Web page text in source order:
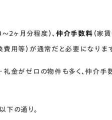
～2ヶ月分程度）、仲介手数料 （家
費用等）が通常だと必要になります
礼金がゼロの物件も多く、仲介
下の通り。